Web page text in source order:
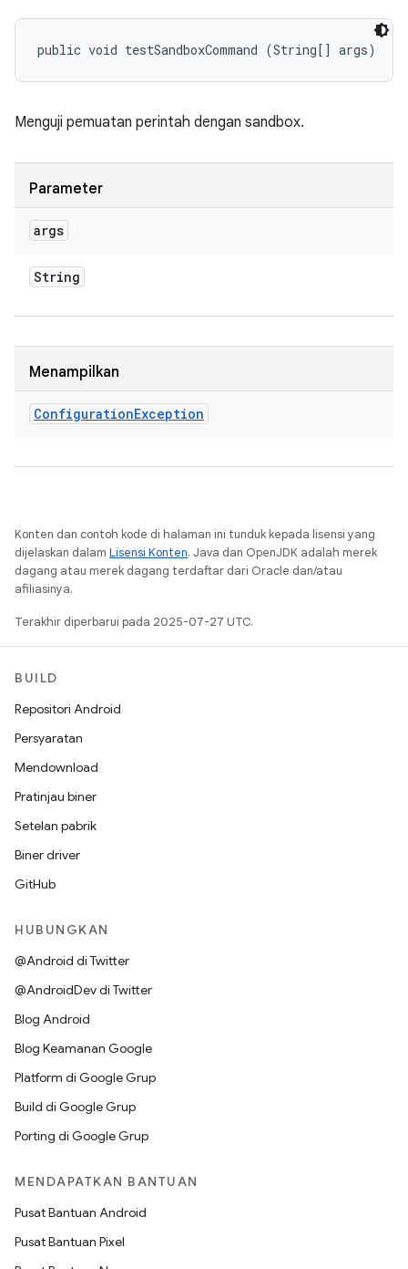
public void testSandboxCommand (String[] args)
Menguji pemuatan perintah dengan sandbox.
Parameter
args
String
Menampilkan
ConfigurationException
Konten dan contoh kode di halaman ini tunduk kepada lisensi yang
dijelaskan dalam Lisensi Konten. Java dan OpenJDK adalah merek
dagang atau merek dagang terdaftar dari Oracle dan/atau
afiliasinya.
Terakhir diperbarui pada 2025-07-27 UTC.
BUILD
Repositori Android
Persyaratan
Mendownload
Pratinjau biner
Setelan pabrik
Biner driver
GitHub
HUBUNGKAN
@Android di Twitter
@AndroidDev di Twitter
Blog Android
Blog Keamanan Google
Platform di Google Grup
Build di Google Grup
Porting di Google Grup
MENDAPATKAN BANTUAN
Pusat Bantuan Android
Pusat Bantuan Pixel